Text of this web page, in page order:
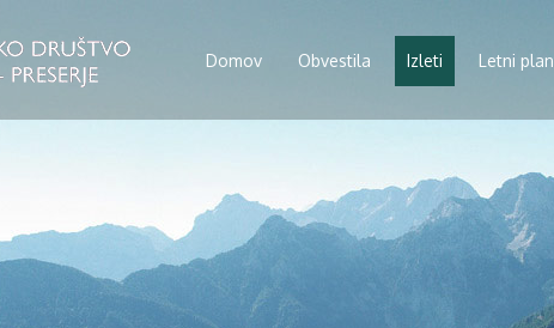
Domov Obvestila Izleti Letni plan